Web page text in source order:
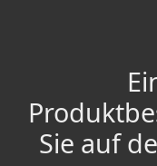
Sie auf